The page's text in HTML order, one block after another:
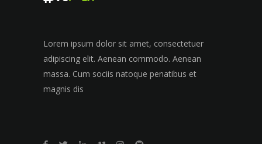
Lorem ipsum dolor sit amet, consectetuer
adipiscing elit. Aenean commodo. Aenean
massa. Cum sociis natoque penatibus et
magnis dis